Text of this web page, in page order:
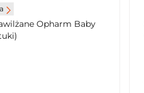
Opharm Baby